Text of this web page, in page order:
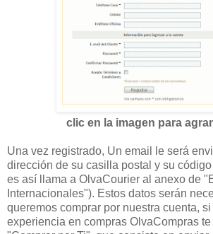
clic en la imagen para
Una vez registrado, Un email le será
dirección de su casilla postal y su
es así llama a OlvaCourier al anexo de
Internacionales"). Estos datos serán
queremos comprar por nuestra cuenta,
experiencia en compras OlvaCompras